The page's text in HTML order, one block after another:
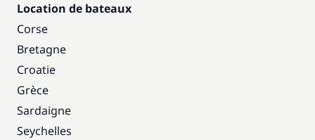
Location de bateaux
Corse
Bretagne
Croatie
Grèce
Sardaigne
Seychelles